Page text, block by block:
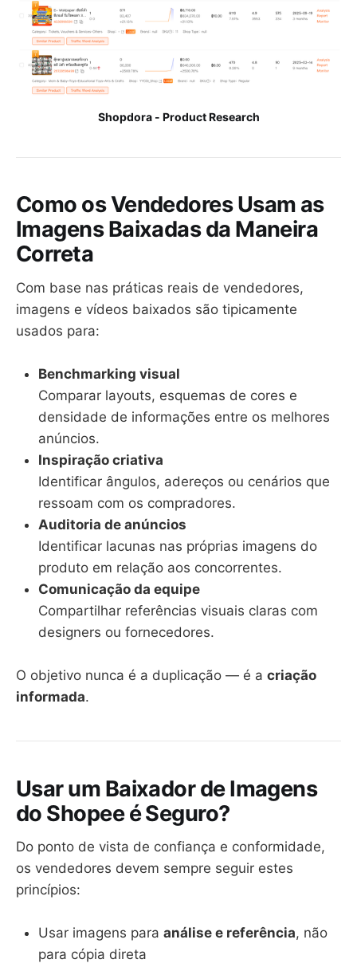
Shopdora - Product Research
Como os Vendedores Usam as
Imagens Baixadas da Maneira
Correta
Com base nas práticas reais de vendedores,
imagens e vídeos baixados são tipicamente
usados para:
Benchmarking visual
Comparar layouts, esquemas de cores e
densidade de informações entre os melhores
anúncios.
Inspiração criativa
Identificar ângulos, adereços ou cenários que
ressoam com os compradores.
Auditoria de anúncios
Identificar lacunas nas próprias imagens do
produto em relação aos concorrentes.
Comunicação da equipe
Compartilhar referências visuais claras com
designers ou fornecedores.
O objetivo nunca é a duplicação — é a criação
informada.
Usar um Baixador de Imagens
do Shopee é Seguro?
Do ponto de vista de confiança e conformidade,
os vendedores devem sempre seguir estes
princípios:
Usar imagens para análise e referência, não
para cópia direta